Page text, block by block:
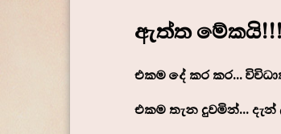
ඇත්ත මේකයි!!!
එකම දේ කර කර...
එකම තැන දුවමින්... දැන්